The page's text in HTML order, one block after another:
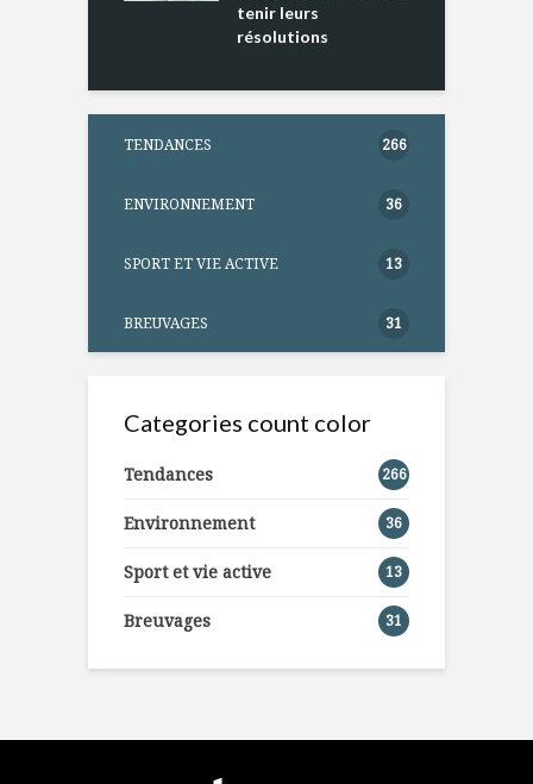
tenir leurs
résolutions
TENDANCES 266
ENVIRONNEMENT 36
SPORT ET VIE ACTIVE 13
BREUVAGES 31
Categories count color
Tendances 266
Environnement 36
Sport et vie active 13
Breuvages 31